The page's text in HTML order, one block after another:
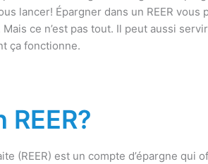
lancer! Épargner dans un REER vous
ce n’est pas tout. Il peut aussi
ça fonctionne.
REER?
(REER) est un compte d’épargne qui